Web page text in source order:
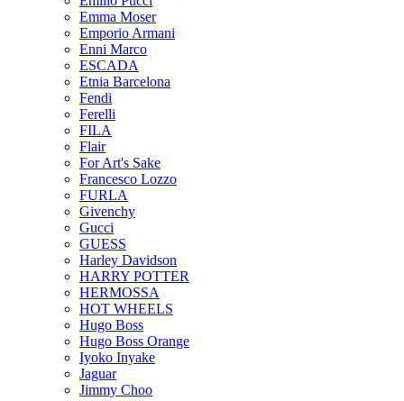
Emma Moser
Emporio Armani
Enni Marco
ESCADA
Etnia Barcelona
Fendi
Ferelli
FILA
Flair
For Art's Sake
Francesco Lozzo
FURLA
Givenchy
Gucci
GUESS
Harley Davidson
HARRY POTTER
HERMOSSA
HOT WHEELS
Hugo Boss
Hugo Boss Orange
Iyoko Inyake
Jaguar
Jimmy Choo